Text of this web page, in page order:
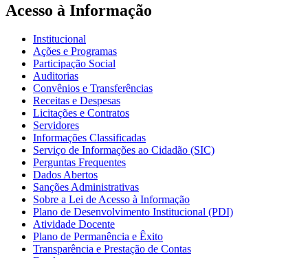
Acesso à Informação
Institucional
Ações e Programas
Participação Social
Auditorias
Convênios e Transferências
Receitas e Despesas
Licitações e Contratos
Servidores
Informações Classificadas
Serviço de Informações ao Cidadão (SIC)
Perguntas Frequentes
Dados Abertos
Sanções Administrativas
Sobre a Lei de Acesso à Informação
Plano de Desenvolvimento Institucional (PDI)
Atividade Docente
Plano de Permanência e Êxito
Transparência e Prestação de Contas